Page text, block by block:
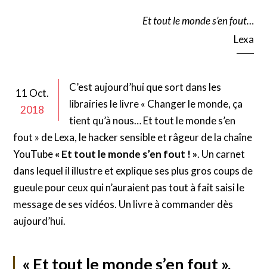
Et tout le monde s’en fout…
Lexa
11 Oct.
2018
C’est aujourd’hui que sort dans les
librairies le livre « Changer le monde, ça
tient qu’à nous… Et tout le monde s’en
fout » de Lexa, le hacker sensible et râgeur de la chaîne
YouTube« Et tout le monde s’en fout ! ». Un carnet
dans lequel il illustre et explique ses plus gros coups de
gueule pour ceux qui n’auraient pas tout à fait saisi le
message de ses vidéos. Un livre à commander dès
aujourd’hui.
« Et tout le monde s’en fout »,